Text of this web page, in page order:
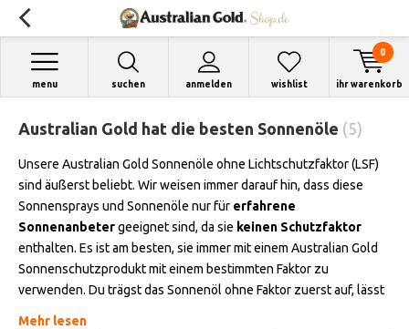
suchen anmelden
menu wishlist ihr warenkorb
0
Australian Gold hat die besten Sonnenöle (5)
Unsere Australian Gold Sonnenöle ohne Lichtschutzfaktor (LSF)
sind äußerst beliebt. Wir weisen immer darauf hin, dass diese
Sonnensprays und Sonnenöle nur für erfahrene
Sonnenanbetergeeignet sind, da sie keinen Schutzfaktor
enthalten. Es ist am besten, sie immer mit einem Australian Gold
Sonnenschutzprodukt mit einem bestimmten Faktor zu
verwenden. Du trägst das Sonnenöl ohne Faktor zuerst auf, lässt
Mehr lesen